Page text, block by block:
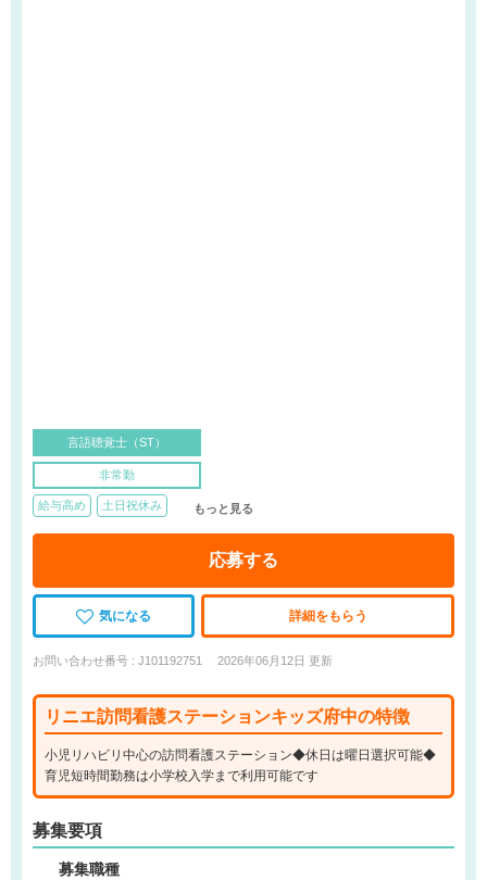
言語聴覚士（ST）
非常勤
給与高め 土日祝休み もっと見る
応募する
気になる 詳細をもらう
お問い合わせ番号 : J101192751 2026年06月12日 更新
リニエ訪問看護ステーションキッズ府中の特徴
小児リハビリ中心の訪問看護ステーション◆休日は曜日選択可能◆
育児短時間勤務は小学校入学まで利用可能です
募集要項
募集職種